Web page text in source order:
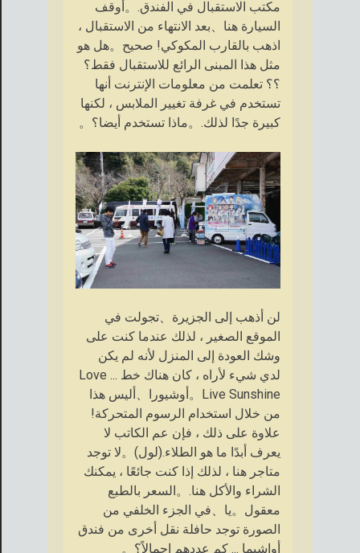
مكتب الاستقبال في الفندق.。أوقف
السيارة هنا、بعد الانتهاء من الاستقبال ،
اذهب بالقارب المكوكي! صحيح。هل هو
مثل هذا المبنى الرائع للاستقبال فقط؟
؟؟ تعلمت من معلومات الإنترنت أنها
تستخدم في غرفة تغيير الملابس ، لكنها
كبيرة جدًا لذلك.。ماذا تستخدم أيضا؟。
لن أذهب إلى الجزيرة、تجولت في
الموقع الصغير ، لذلك عندما كنت على
وشك العودة إلى المنزل لأنه لم يكن
لدي شيء لأراه ، كان هناك خط ... Love
Live Sunshine。أوشيورا、أليس هذا
من خلال استخدام الرسوم المتحركة!
علاوة على ذلك ، فإن عم الكاتب لا
يعرف أبدًا ما هو الطلاء.(لول)。لا توجد
متاجر هنا ، لذلك إذا كنت جائعًا ، يمكنك
الشراء والأكل هنا.。السعر بالطبع
معقول。يا、في الجزء الخلفي من
الصورة توجد حافلة نقل أخرى من فندق
أواشيما ... كم عددهم إجمالاً؟。